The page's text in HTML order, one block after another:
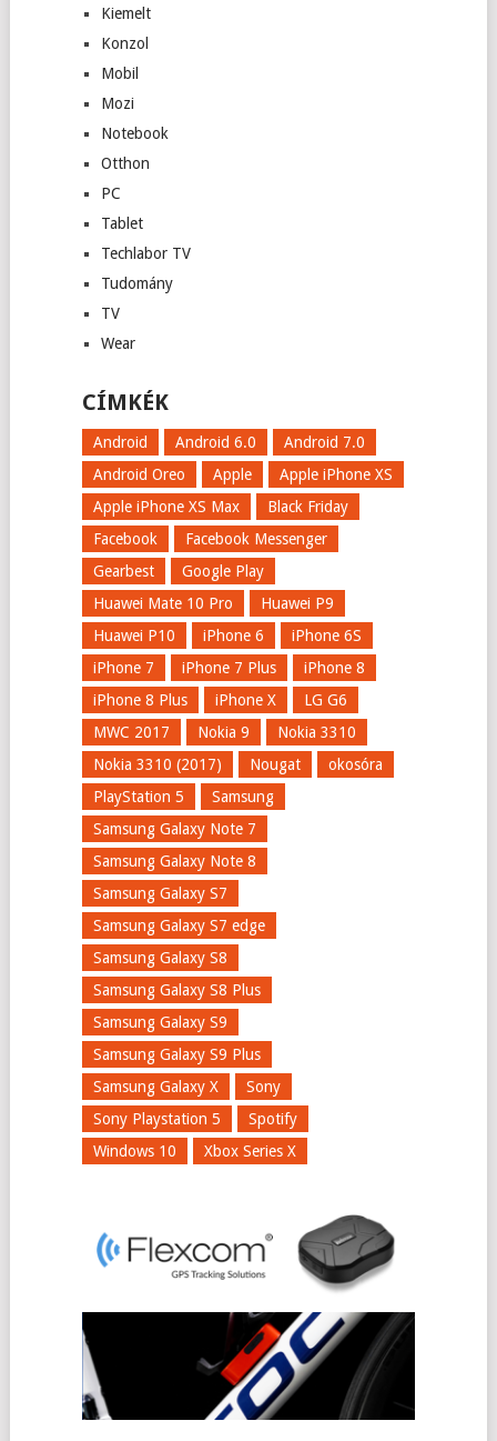
Kiemelt
Konzol
Mobil
Mozi
Notebook
Otthon
PC
Tablet
Techlabor TV
Tudomány
TV
Wear
CÍMKÉK
Android Android 6.0
Android 7.0
Android Oreo
Apple
Apple iPhone XS
Apple iPhone XS Max
Black Friday
Facebook
Facebook Messenger
Gearbest
Google Play
Huawei Mate 10 Pro
Huawei P9
Huawei P10
iPhone 6
iPhone 6S
iPhone 7
iPhone 7 Plus
iPhone 8
iPhone 8 Plus
iPhone X
LG G6
MWC 2017
Nokia 9
Nokia 3310
Nokia 3310 (2017)
Nougat
okosóra
PlayStation 5
Samsung
Samsung Galaxy Note 7
Samsung Galaxy Note 8
Samsung Galaxy S7
Samsung Galaxy S7 edge
Samsung Galaxy S8
Samsung Galaxy S8 Plus
Samsung Galaxy S9
Samsung Galaxy S9 Plus
Samsung Galaxy X
Sony
Sony Playstation 5
Spotify
Windows 10
Xbox Series X